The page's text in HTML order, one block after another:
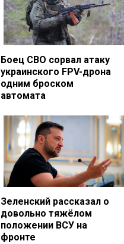
Боец СВО сорвал атаку
украинского FPV-дрона
одним броском
автомата
Зеленский рассказал о
довольно тяжёлом
положении ВСУ на
фронте